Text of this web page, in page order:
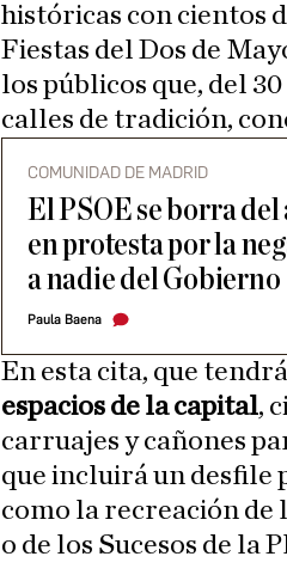
históricas con cientos
Fiestas del Dos de
los públicos que, del
calles de tradición,
COMUNIDAD DE MADRID
El PSOE se borra
en protesta por la
a nadie del Gobierno
Paula Baena
En esta cita, que
espacios de la capital,
carruajes y cañones
que incluirá un desfile
como la recreación
o de los Sucesos de la